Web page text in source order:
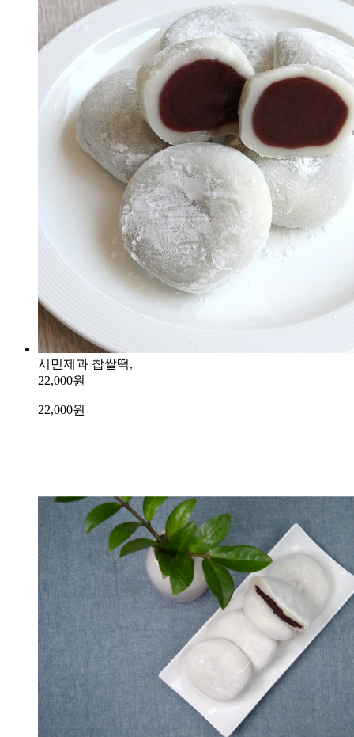
시민제과 찹쌀떡,
22,000원
22,000원